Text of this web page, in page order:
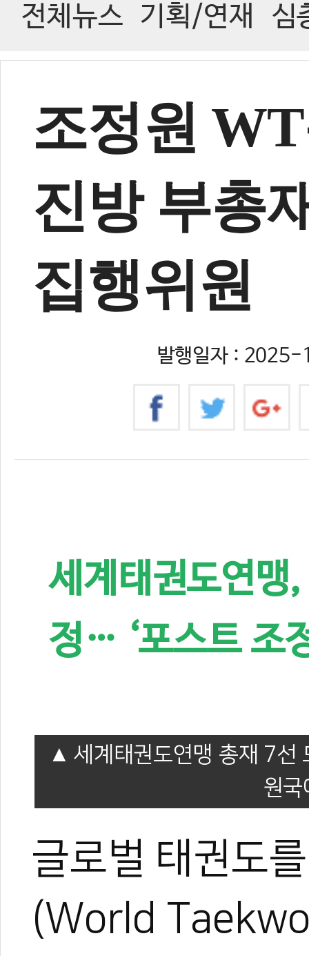
전체뉴스 기획/연재 심
조정원
진방 부총
집행위원
발행일자 :
세계태권도연맹
정… ‘포스트 조
세계태권도연맹 총재 7선
원국
글로벌 태권도
(World